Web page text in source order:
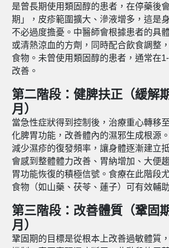
是曾長期使用類固醇的患者，在停藥後
期」，皮疹範圍擴大、滲液增多，這是
不必過度擔憂。中醫師會根據患者的具
或清熱涼血的方劑，同時配合飲食調整
食物。未曾使用類固醇的患者，通常在
改善。
第二階段：健脾扶正（緩解
月）
當急性症狀得到控制後，治療重心轉移
化脾胃功能，改善體內的濕邪生成根源
減少濕疹的復發頻率，讓身體逐漸建立
會感到整體體力改善、胃納增加、大便
胃功能恢復的積極信號。食療在此階段
食物（如山藥、茯苓、蓮子）可有效輔
第三階段：改善體質（鞏固
月）
鞏固期的目標是從根本上改善過敏體質